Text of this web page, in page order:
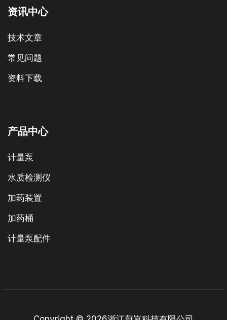
资讯中心
技术文章
常见问题
资料下载
产品中心
计量泵
水质检测仪
加药装置
加药桶
计量泵配件